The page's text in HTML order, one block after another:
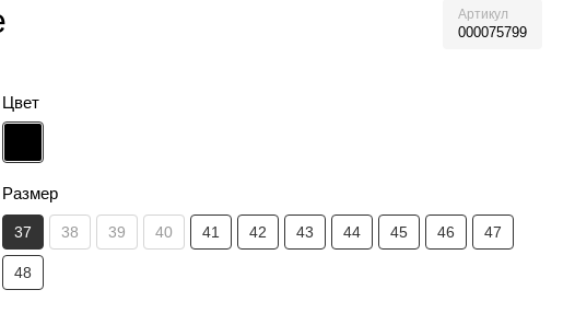
Артикул
000075799
Цвет
Размер
37 38 39 40 41 42 43 44 45 46 47
48